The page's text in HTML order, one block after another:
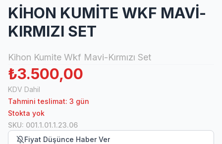
KİHON KUMİTE WKF MAVİ-
KIRMIZI SET
Kihon Kumite Wkf Mavi-Kırmızı Set
₺3.500,00
KDV Dahil
Tahmini teslimat: 3 gün
Stokta yok
SKU: 001.1.01.1.23.06
Fiyat Düşünce Haber Ver